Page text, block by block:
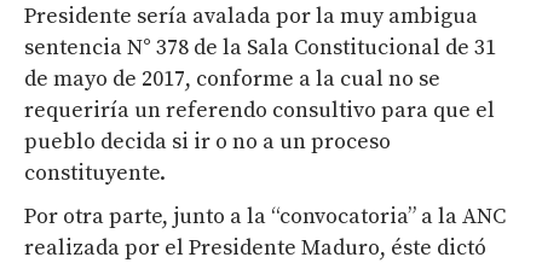
Presidente sería avalada por la muy ambigua
sentencia N° 378 de la Sala Constitucional de 31
de mayo de 2017, conforme a la cual no se
requeriría un referendo consultivo para que el
pueblo decida si ir o no a un proceso
constituyente.
Por otra parte, junto a la “convocatoria” a la ANC
realizada por el Presidente Maduro, éste dictó